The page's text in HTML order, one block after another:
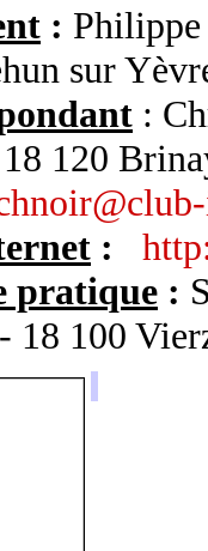
: Philippe
sur
:
18 120
:
pratique :
18 100